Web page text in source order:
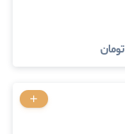
تومان